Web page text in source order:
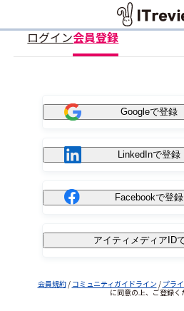
ログイン会員登録
Googleで登録
LinkedInで登録
Facebookで登録
アイティメディアID
会員規約/ コミュニティガイドライン / プラ
に同意の上、ご登録く